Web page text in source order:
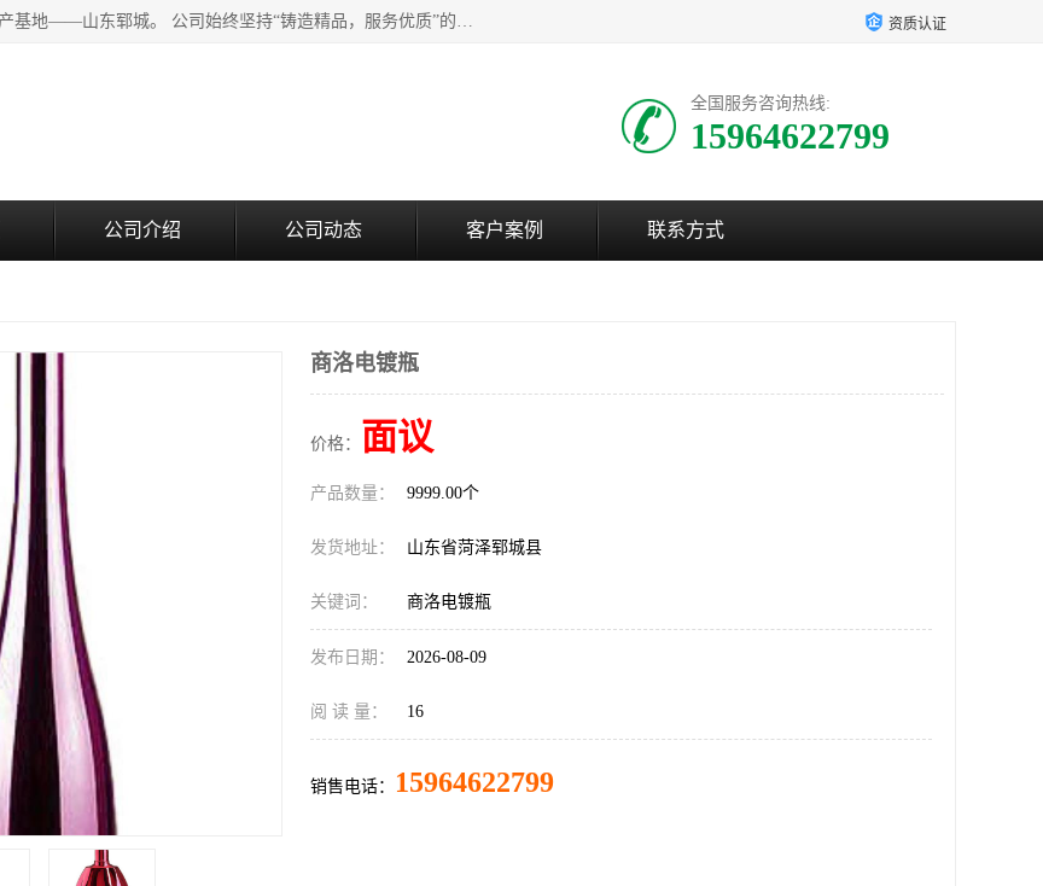
山东郓城瑞升玻璃有限公司地处水浒文化发源地、中国日用玻璃生产基地——山东郓城。 公司始终坚持“铸造精品，服务优质”的经营理念，斥资8000多万元引进国内先进的水晶料手工瓶生产线6条，晶白料8S机生产线8条，并引进人工挑料生产异型瓶和水晶玻璃瓶盖生产线。 资质认证
全国服务咨询热线:
15964622799
公司介绍 公司动态 客户案例 联系方式
商洛电镀瓶
价格： 面议
产品数量： 9999.00个
发货地址： 山东省菏泽郓城县
关键词： 商洛电镀瓶
发布日期： 2026-08-09
阅 读 量： 16
销售电话： 15964622799